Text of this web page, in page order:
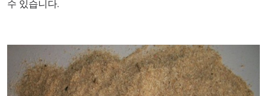
수 있습니다.